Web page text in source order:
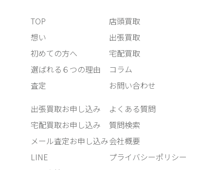
TOP
想い
初めての方へ
選ばれる６つの理由
査定
店頭買取
出張買取
宅配買取
コラム
お問い合わせ
出張買取お申し込み
宅配買取お申し込み
メール査定お申し込み
LINE
よくある質問
質問検索
会社概要
プライバシーポリシー